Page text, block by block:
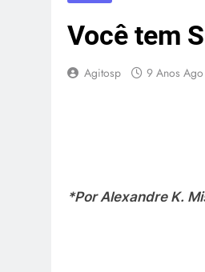
Você tem
Agitosp 9 Anos Ago
*Por Alexandre K.